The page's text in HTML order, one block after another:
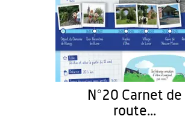
N°20 Carnet de
route...